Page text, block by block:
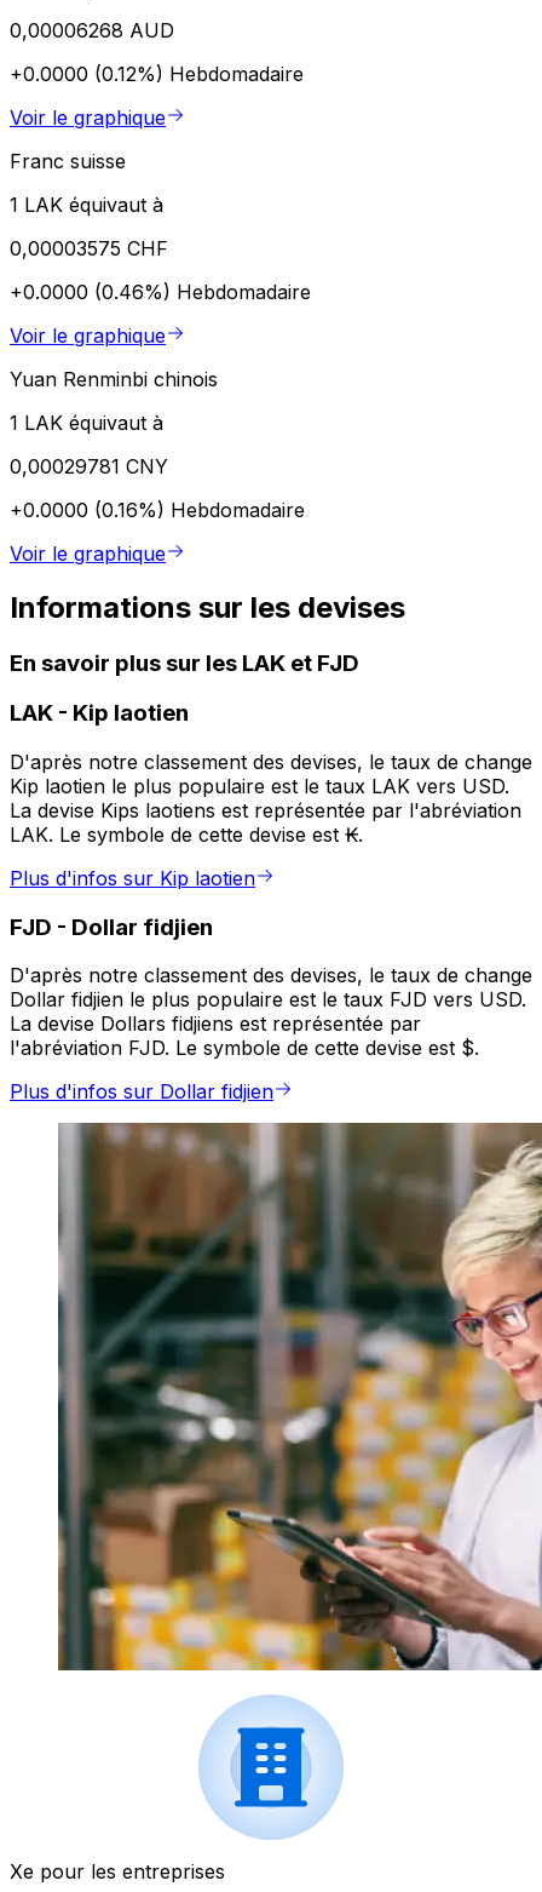
0,00006268 AUD
+0.0000 (0.12%) Hebdomadaire
Voir le graphique
Franc suisse
1 LAK équivaut à
0,00003575 CHF
+0.0000 (0.46%) Hebdomadaire
Voir le graphique
Yuan Renminbi chinois
1 LAK équivaut à
0,00029781 CNY
+0.0000 (0.16%) Hebdomadaire
Voir le graphique
Informations sur les devises
En savoir plus sur les LAK et FJD
LAK - Kip laotien
D'après notre classement des devises, le taux de change
Kip laotien le plus populaire est le taux LAK vers USD.
La devise Kips laotiens est représentée par l'abréviation
LAK. Le symbole de cette devise est ₭.
Plus d'infos sur Kip laotien
FJD - Dollar fidjien
D'après notre classement des devises, le taux de change
Dollar fidjien le plus populaire est le taux FJD vers USD.
La devise Dollars fidjiens est représentée par
l'abréviation FJD. Le symbole de cette devise est $.
Plus d'infos sur Dollar fidjien
Xe pour les entreprises